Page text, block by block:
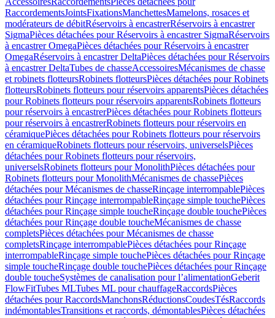
RaccordementsJointsFixationsManchettesMamelons, rosaces et
modérateurs de débitRéservoirs à encastrerRéservoirs à encastrer
SigmaPièces détachées pour Réservoirs à encastrer SigmaRéservoirs
à encastrer OmegaPièces détachées pour Réservoirs à encastrer
OmegaRéservoirs à encastrer DeltaPièces détachées pour Réservoirs
à encastrer DeltaTubes de chasseAccessoiresMécanismes de chasse
et robinets flotteursRobinets flotteursPièces détachées pour Robinets
flotteursRobinets flotteurs pour réservoirs apparentsPièces détachées
pour Robinets flotteurs pour réservoirs apparentsRobinets flotteurs
pour réservoirs à encastrerPièces détachées pour Robinets flotteurs
pour réservoirs à encastrerRobinets flotteurs pour réservoirs en
céramiquePièces détachées pour Robinets flotteurs pour réservoirs
en céramiqueRobinets flotteurs pour réservoirs, universelsPièces
détachées pour Robinets flotteurs pour réservoirs,
universelsRobinets flotteurs pour MonolithPièces détachées pour
Robinets flotteurs pour MonolithMécanismes de chassePièces
détachées pour Mécanismes de chasseRinçage interrompablePièces
détachées pour Rinçage interrompableRinçage simple touchePièces
détachées pour Rinçage simple toucheRinçage double touchePièces
détachées pour Rinçage double toucheMécanismes de chasse
completsPièces détachées pour Mécanismes de chasse
completsRinçage interrompablePièces détachées pour Rinçage
interrompableRinçage simple touchePièces détachées pour Rinçage
simple toucheRinçage double touchePièces détachées pour Rinçage
double toucheSystèmes de canalisation pour l’alimentationGeberit
FlowFitTubes MLTubes ML pour chauffageRaccordsPièces
détachées pour RaccordsManchonsRéductionsCoudesTésRaccords
indémontablesTransitions et raccords, démontablesPièces détachées